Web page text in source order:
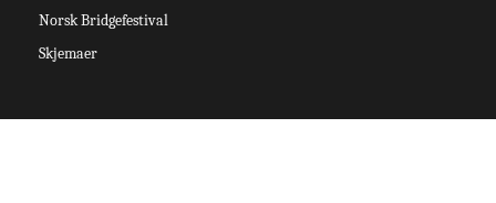
Norsk Bridgefestival
Skjemaer